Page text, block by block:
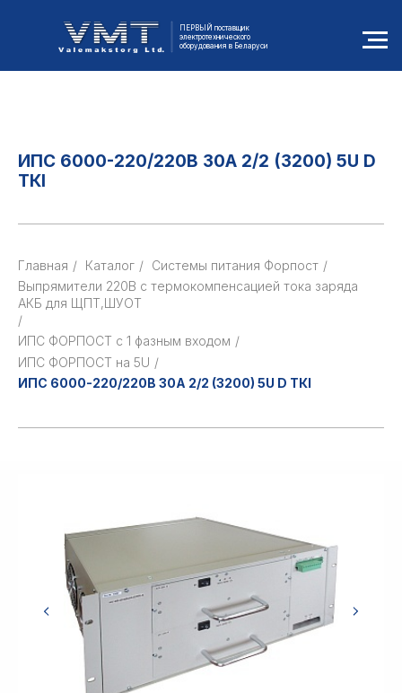
ПЕРВЫЙ поставщик
электротехнического
оборудования в Беларуси
ИПС 6000-220/220В 30А 2/2 (3200) 5U D
ТКI
Главная / Каталог / Cистемы питания Форпост /
Выпрямители 220В с термокомпенсацией тока заряда
АКБ для ЩПТ,ШУОТ
/
ИПС ФОРПОСТ с 1 фазным входом /
ИПС ФОРПОСТ на 5U /
ИПС 6000-220/220В 30А 2/2 (3200) 5U D ТКI